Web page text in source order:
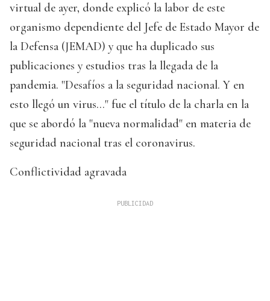
virtual de ayer, donde explicó la labor de este
organismo dependiente del Jefe de Estado Mayor de
la Defensa (JEMAD) y que ha duplicado sus
publicaciones y estudios tras la llegada de la
pandemia. "Desafíos a la seguridad nacional. Y en
esto llegó un virus..." fue el título de la charla en la
que se abordó la "nueva normalidad" en materia de
seguridad nacional tras el coronavirus.
Conflictividad agravada